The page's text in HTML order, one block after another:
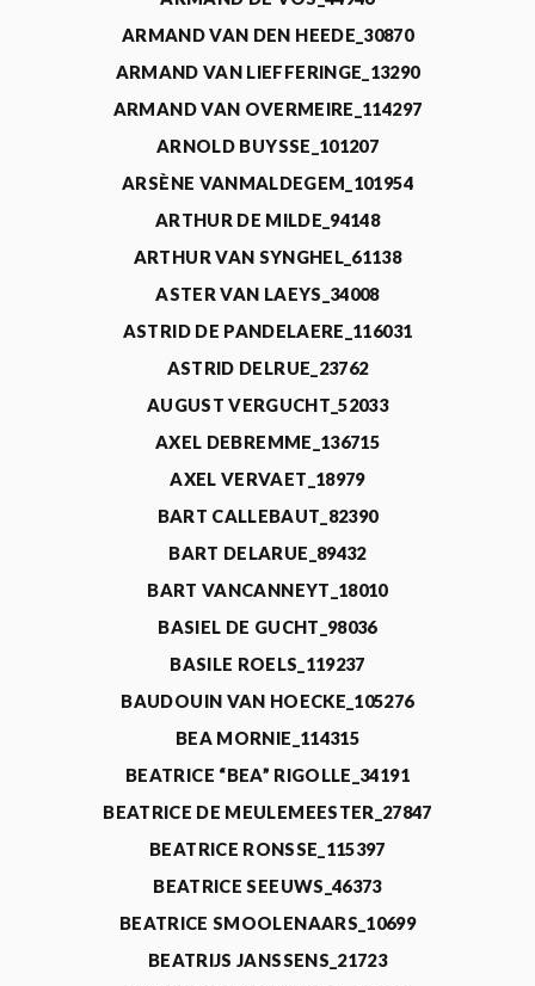
ARMAND VAN DEN HEEDE_30870
ARMAND VAN LIEFFERINGE_13290
ARMAND VAN OVERMEIRE_114297
ARNOLD BUYSSE_101207
ARSÈNE VANMALDEGEM_101954
ARTHUR DE MILDE_94148
ARTHUR VAN SYNGHEL_61138
ASTER VAN LAEYS_34008
ASTRID DE PANDELAERE_116031
ASTRID DELRUE_23762
AUGUST VERGUCHT_52033
AXEL DEBREMME_136715
AXEL VERVAET_18979
BART CALLEBAUT_82390
BART DELARUE_89432
BART VANCANNEYT_18010
BASIEL DE GUCHT_98036
BASILE ROELS_119237
BAUDOUIN VAN HOECKE_105276
BEA MORNIE_114315
BEATRICE “BEA” RIGOLLE_34191
BEATRICE DE MEULEMEESTER_27847
BEATRICE RONSSE_115397
BEATRICE SEEUWS_46373
BEATRICE SMOOLENAARS_10699
BEATRIJS JANSSENS_21723